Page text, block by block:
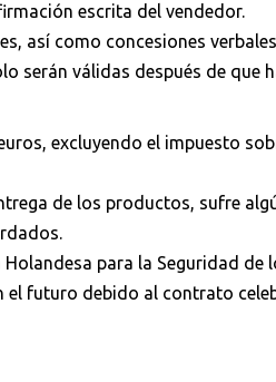
escrita del vendedor.
así como concesiones
serán válidas después de
excluyendo el impuesto
de los productos, sufre
para la Seguridad
el futuro debido al contrato